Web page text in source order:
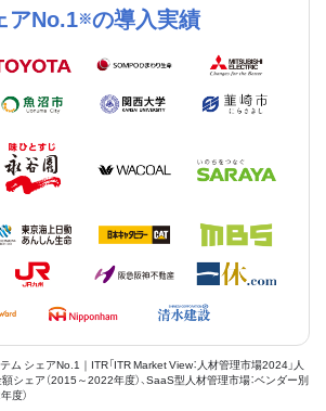
アNo.1※の導入実績
シェアNo.1｜ITR「ITR Market View：人材管理市場2024」人
シェア（2015～2022年度）、SaaS型人材管理市場：ベンダー別
度）